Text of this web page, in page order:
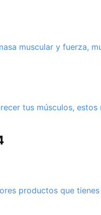
muscular y fuerza,
tus músculos,
productos que